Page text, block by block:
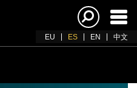
EU ES EN 中文